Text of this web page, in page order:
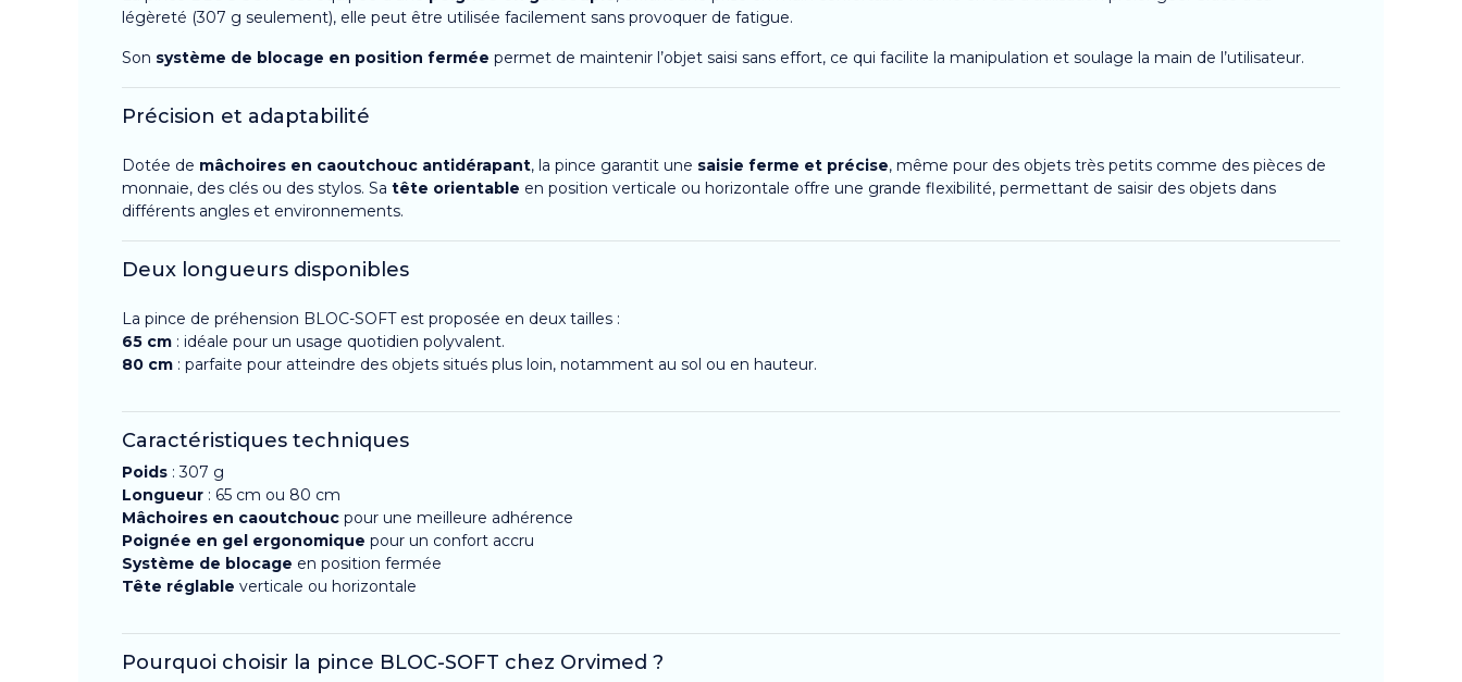
légèreté (307 g seulement), elle peut être utilisée facilement sans provoquer de fatigue.
Son système de blocage en position fermée permet de maintenir l’objet saisi sans effort, ce qui facilite la manipulation et soulage la main de l’utilisateur.
Précision et adaptabilité
Dotée de mâchoires en caoutchouc antidérapant, la pince garantit une saisie ferme et précise, même pour des objets très petits comme des pièces de
monnaie, des clés ou des stylos. Sa tête orientable en position verticale ou horizontale offre une grande flexibilité, permettant de saisir des objets dans
différents angles et environnements.
Deux longueurs disponibles
La pince de préhension BLOC-SOFT est proposée en deux tailles :
65 cm : idéale pour un usage quotidien polyvalent.
80 cm : parfaite pour atteindre des objets situés plus loin, notamment au sol ou en hauteur.
Caractéristiques techniques
Poids : 307 g
Longueur : 65 cm ou 80 cm
Mâchoires en caoutchouc pour une meilleure adhérence
Poignée en gel ergonomique pour un confort accru
Système de blocage en position fermée
Tête réglable verticale ou horizontale
Pourquoi choisir la pince BLOC-SOFT chez Orvimed ?